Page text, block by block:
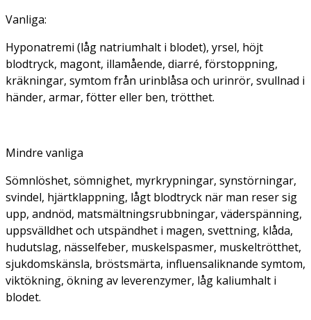
Vanliga:
Hyponatremi (låg natriumhalt i blodet), yrsel, höjt
blodtryck, magont, illamående, diarré, förstoppning,
kräkningar, symtom från urinblåsa och urinrör, svullnad i
händer, armar, fötter eller ben, trötthet.
Mindre vanliga
Sömnlöshet, sömnighet, myrkrypningar, synstörningar,
svindel, hjärtklappning, lågt blodtryck när man reser sig
upp, andnöd, matsmältningsrubbningar, väderspänning,
uppsvälldhet och utspändhet i magen, svettning, klåda,
hudutslag, nässelfeber, muskelspasmer, muskeltrötthet,
sjukdomskänsla, bröstsmärta, influensaliknande symtom,
viktökning, ökning av leverenzymer, låg kaliumhalt i
blodet.